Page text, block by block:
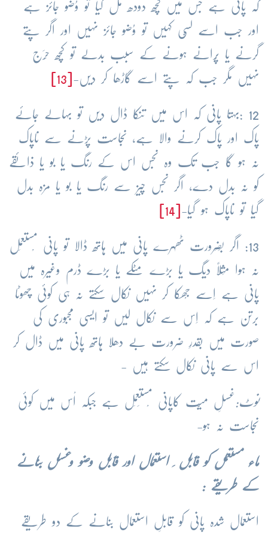
کہ پانی ہے جس میں کچھ دودھ مل گیا تو وُضو جائز ہے
اور جب اسے لسّی کہیں تو وُضو جائز نہیں اور اگر پتے
گرنے یا پُرانے ہونے کے سبب بدلے تو کچھ حَرَج
نہیں مگر جب کہ پتے اسے گاڑھا کر دیں-
12 :بہتا پانی کہ اس میں تنکا ڈال دیں تو بہالے جائے
پاک اور پاک کرنے والا ہے، نَجاست پڑنے سے ناپاک
نہ ہو گا جب تک وہ نجس اس کے رنگ یا بو یا ذائقے
کو نہ بدل دے، اگر نجس چیز سے رنگ یا بو یا مزہ بدل
گیا تو ناپاک ہو گیا-
13: اگر بَضَرورت ٹھہرے پانی میں ہاتھ ڈالا تو پانی مْستعمَل
نہ ہوا مَثَلاً دیگ یا بڑے مٹکے یا بڑے ڈرم وغیرہ میں
پانی ہے اِسے جْھکا کر نہیں نکال سکتے نہ ہی کوئی چھوٹا
برتن ہے کہ اِس سے نکال لیں تو ایسی مجبوری کی
صورت میں بقدرِ ضرورت بے دھلا ہاتھ پانی میں ڈال کر
اس سے پانی نکال سکتے ہیں -
نوٹ: غسلِ میّت کاپانی مْستَعمَل ہے جبکہ اْس میں کوئی
نَجاست نہ ہو-
ماء مستعمل کو قابل ِ استعمال اور قابل وضو وغسل بنانے
کے طریقے :
استعمال شدہ پانی کو قابلِ استعمال بنانے کے دو طریقے